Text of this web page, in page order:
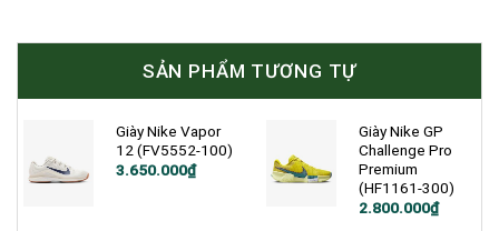
SẢN PHẨM TƯƠNG TỰ
Giày Nike Vapor
12 (FV5552-100)
Giá
3.650.000₫
Giá
Giày Nike GP
Challenge Pro
Premium
(HF1161-300)
2.800.000₫